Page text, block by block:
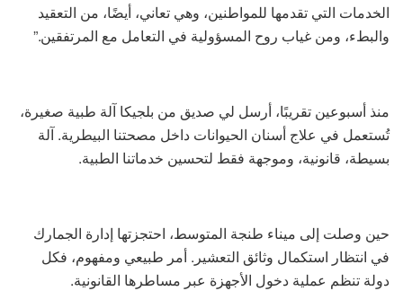
الخدمات التي تقدمها للمواطنين، وهي تعاني، أيضًا، من التعقيد
والبطء، ومن غياب روح المسؤولية في التعامل مع المرتفقين.”
منذ أسبوعين تقريبًا، أرسل لي صديق من بلجيكا آلة طبية صغيرة،
تُستعمل في علاج أسنان الحيوانات داخل مصحتنا البيطرية. آلة
بسيطة، قانونية، وموجهة فقط لتحسين خدماتنا الطبية.
حين وصلت إلى ميناء طنجة المتوسط، احتجزتها إدارة الجمارك
في انتظار استكمال وثائق التعشير. أمر طبيعي ومفهوم، فكل
دولة تنظم عملية دخول الأجهزة عبر مساطرها القانونية.